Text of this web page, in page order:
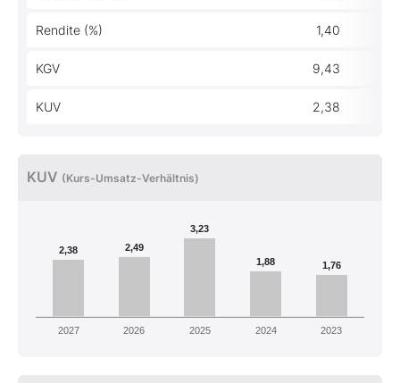
Rendite (%) 1,40
KGV 9,43
KUV 2,38
KUV (Kurs-Umsatz-Verhältnis)
2,38 2,49
3,23
1,88 1,76
2027 2026 2025 2024 2023